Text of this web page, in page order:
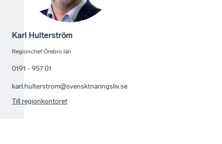
Karl Hulterström
Regionchef Örebro län
0191 - 957 01
karl.hulterstrom@svensktnaringsliv.se
Till regionkontoret